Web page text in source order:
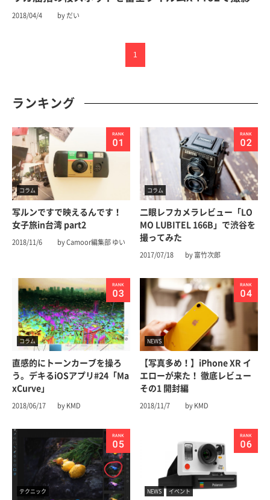
2018/04/4 by だい
1
ランキング
コラム
写ルンですで映えるんです！
女子旅in台湾 part2
2018/11/6 by Camoor編集部 ゆい
コラム
二眼レフカメラレビュー「LO
MO LUBITEL 166B」で渋谷を
撮ってみた
2017/07/18 by 富竹次郎
コラム
直感的にトーンカーブを操ろ
う。デキるiOSアプリ#24「Ma
xCurve」
2018/06/17 by KMD
NEWS
【写真多め！】iPhone XR イ
エローが来た！ 徹底レビュー
その1 開封編
2018/11/7 by KMD
テクニック NEWS イベント